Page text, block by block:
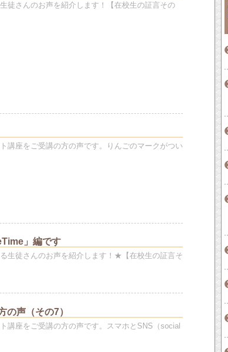
徒さんのお声を紹介します！【在校生の証言その
講座をご受講の方の声です。りんごのマークがつい
」編です
生徒さんのお声を紹介します！★【在校生の証言そ
の声（その7）
講座をご受講の方の声です。スマホとSNS（social